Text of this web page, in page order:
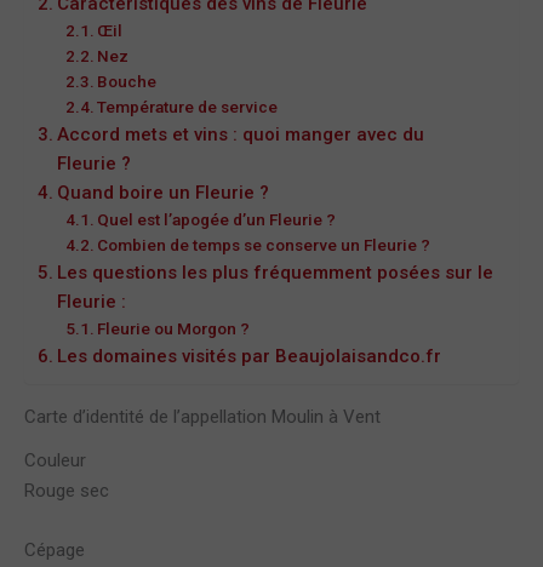
Œil
Nez
Bouche
Température de service
Accord mets et vins : quoi manger avec du
Fleurie ?
Quand boire un Fleurie ?
Quel est l’apogée d’un Fleurie ?
Combien de temps se conserve un Fleurie ?
Les questions les plus fréquemment posées sur le
Fleurie :
Fleurie ou Morgon ?
Les domaines visités par Beaujolaisandco.fr
Carte d’identité de l’appellation Moulin à Vent
Couleur
Rouge sec
Cépage